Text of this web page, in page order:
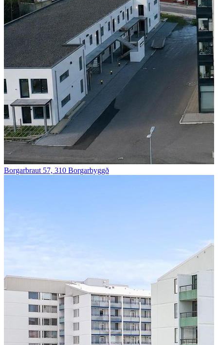
Borgarbraut 57, 310 Borgarbyggð